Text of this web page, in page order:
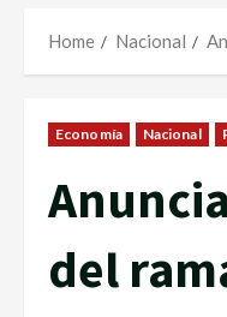
Home Nacional
Economía Nacional
del